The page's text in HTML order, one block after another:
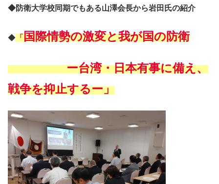
◆防衛大学校同期でもある山澤会長から岩田氏の紹介
◆ 「 国際情勢の激変と我が国の防衛
ー台湾・日本有事に備え、
戦争を抑止するー」